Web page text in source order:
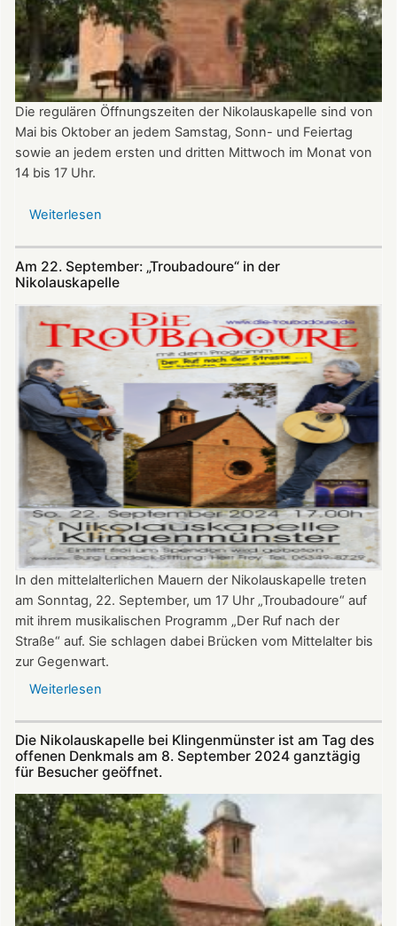
Die regulären Öffnungszeiten der Nikolauskapelle sind von
Mai bis Oktober an jedem Samstag, Sonn- und Feiertag
sowie an jedem ersten und dritten Mittwoch im Monat von
14 bis 17 Uhr.
Weiterlesen
Nikolauskapelle
Am 22. September: „Troubadoure“ in der
Nikolauskapelle
In den mittelalterlichen Mauern der Nikolauskapelle treten
am Sonntag, 22. September, um 17 Uhr „Troubadoure“ auf
mit ihrem musikalischen Programm „Der Ruf nach der
Straße“ auf. Sie schlagen dabei Brücken vom Mittelalter bis
zur Gegenwart.
Weiterlesen
September:
„Troubadoure“
in
der
Nikolauskapelle
Die Nikolauskapelle bei Klingenmünster ist am Tag des
offenen Denkmals am 8. September 2024 ganztägig
für Besucher geöffnet.